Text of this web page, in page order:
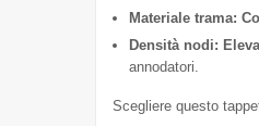
Materiale trama:
Densità nodi:
annodatori.
Scegliere questo